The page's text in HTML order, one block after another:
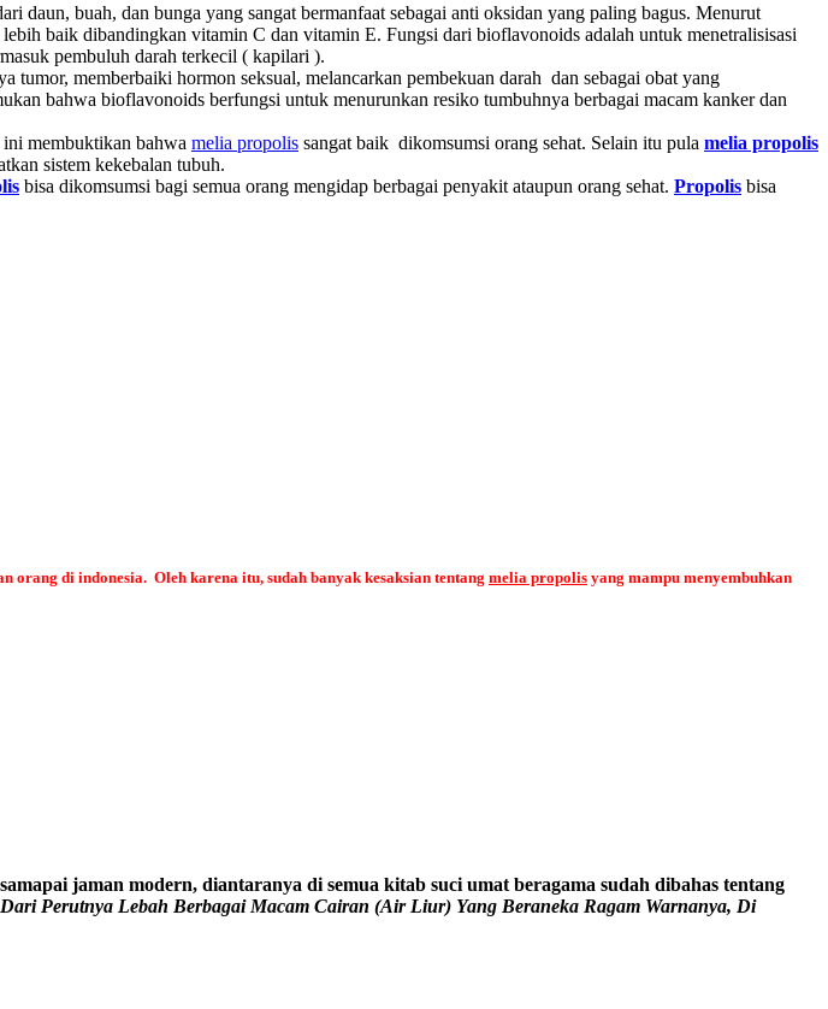
daun, buah, dan bunga yang sangat bermanfaat sebagai anti oksidan yang paling bagus. Menurut
baik dibandingkan vitamin C dan vitamin E. Fungsi dari bioflavonoids adalah untuk menetralisisasi
pembuluh darah terkecil ( kapilari ).
memberbaiki hormon seksual, melancarkan pembekuan darah dan sebagai obat yang
bahwa bioflavonoids berfungsi untuk menurunkan resiko tumbuhnya berbagai macam kanker dan
membuktikan bahwa melia propolis sangat baik dikomsumsi orang sehat. Selain itu pula melia propolis
sistem kekebalan tubuh.
bisa dikomsumsi bagi semua orang mengidap berbagai penyakit ataupun orang sehat. Propolis bisa
orang di indonesia. Oleh karena itu, sudah banyak kesaksian tentang melia propolis yang mampu menyembuhkan
jaman modern, diantaranya di semua kitab suci umat beragama sudah dibahas tentang
Perutnya Lebah Berbagai Macam Cairan (Air Liur) Yang Beraneka Ragam Warnanya, Di